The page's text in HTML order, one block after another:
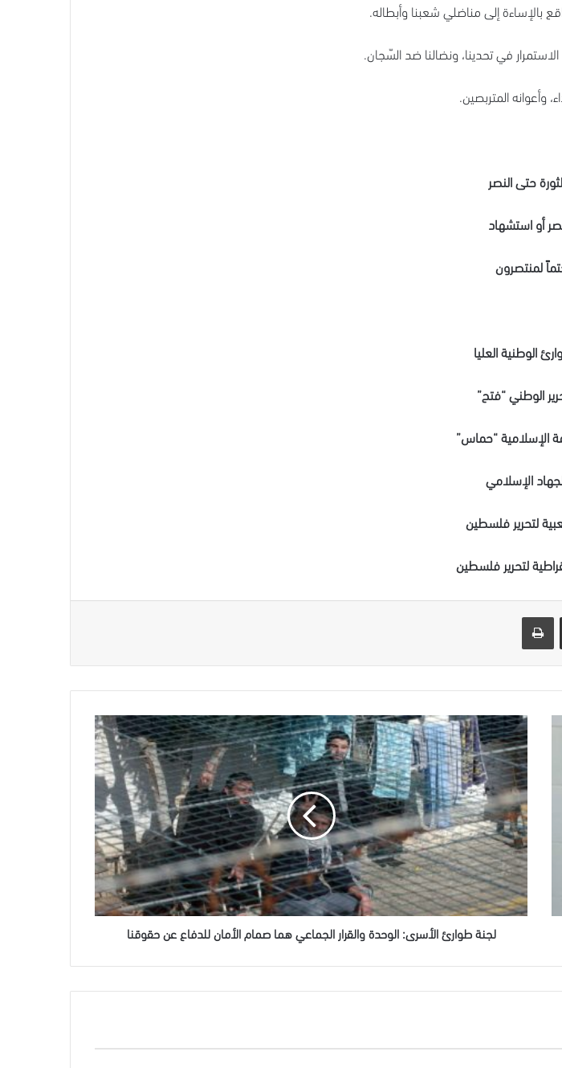
بالإساءة إلى مناضلي شعبنا وأبطاله.
في تحدينا، ونضالنا ضد السّجان.
المتربصين.
حتى النصر
أو استشهاد
لمنتصرون
الوطنية العليا
الوطني “فتح”
الإسلامية “حماس”
الإسلامي
لتحرير فلسطين
لتحرير فلسطين
مشاركة عبر البريد طباعة
لجنة
طوارئ
الأسرى:
الوحدة
والقرار
الجماعي
هما
صمام
الأمان
للدفاع
عن
حقوقنا
لجنة طوارئ الأسرى: الوحدة والقرار الجماعي هما صمام الأمان للدفاع عن حقوقنا